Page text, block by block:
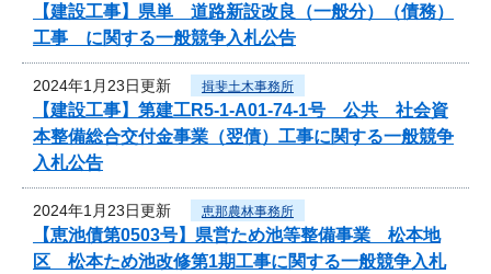
【建設工事】県単 道路新設改良（一般分）（債務）
工事 に関する一般競争入札公告
2024年1月23日更新 揖斐土木事務所
【建設工事】第建工R5-1-A01-74-1号 公共 社会資
本整備総合交付金事業（翌債）工事に関する一般競争
入札公告
2024年1月23日更新 恵那農林事務所
【恵池債第0503号】県営ため池等整備事業 松本地
区 松本ため池改修第1期工事に関する一般競争入札